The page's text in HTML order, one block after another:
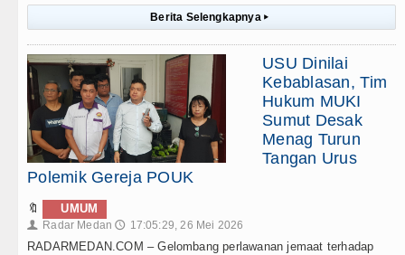
Berita Selengkapnya ▸
USU Dinilai
Kebablasan, Tim
Hukum MUKI
Sumut Desak
Menag Turun
Tangan Urus
Polemik Gereja POUK
🔖 UMUM
👤 Radar Medan 🕔 17:05:29, 26 Mei 2026
RADARMEDAN.COM – Gelombang perlawanan jemaat terhadap